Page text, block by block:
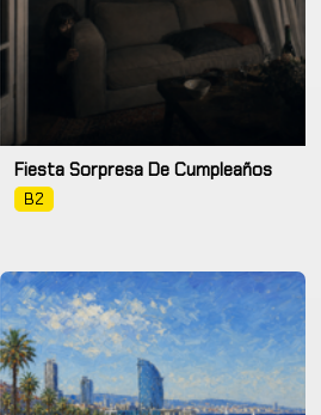
Fiesta Sorpresa De Cumpleaños
B2